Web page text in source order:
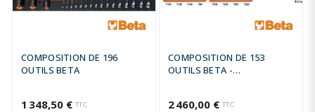
COMPOSITION DE 196
OUTILS BETA
1 348,50 € TTC
COMPOSITION DE 153
OUTILS BETA -
2 460,00 € TTC